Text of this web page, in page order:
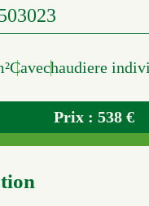
Cavechaudiere
Prix : 538 €